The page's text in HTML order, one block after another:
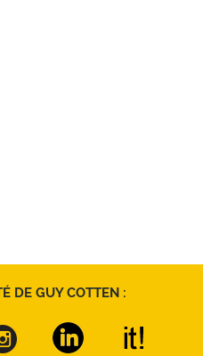
DE GUY COTTEN :